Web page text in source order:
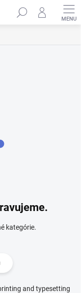
Hľadať
kategórie.
and typesetting